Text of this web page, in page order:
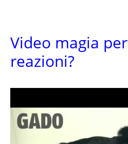
Video magia
reazioni?